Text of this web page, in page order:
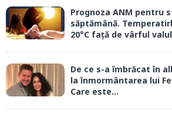
Prognoza ANM pentru
săptămână.
20°C față de vârful
De ce s-a îmbrăcat în
la înmormântarea lui
Care este...